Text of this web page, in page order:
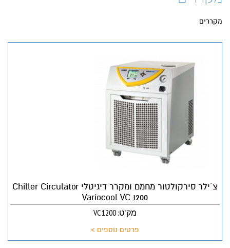
מקררים
צ´ילר סירקולטור מחמם ומקרר דיגיטלי Chiller Circulator
Variocool VC 1200
מק"ט: VC 1200
פרטים נוספים >